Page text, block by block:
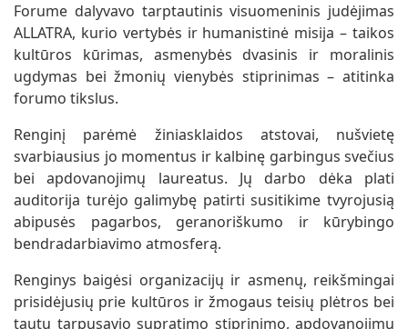
Forume dalyvavo tarptautinis visuomeninis judėjimas
ALLATRA, kurio vertybės ir humanistinė misija – taikos
kultūros kūrimas, asmenybės dvasinis ir moralinis
ugdymas bei žmonių vienybės stiprinimas – atitinka
forumo tikslus.
Renginį parėmė žiniasklaidos atstovai, nušvietę
svarbiausius jo momentus ir kalbinę garbingus svečius
bei apdovanojimų laureatus. Jų darbo dėka plati
auditorija turėjo galimybę patirti susitikime tvyrojusią
abipusės pagarbos, geranoriškumo ir kūrybingo
bendradarbiavimo atmosferą.
Renginys baigėsi organizacijų ir asmenų, reikšmingai
prisidėjusių prie kultūros ir žmogaus teisių plėtros bei
tautų tarpusavio supratimo stiprinimo, apdovanojimų